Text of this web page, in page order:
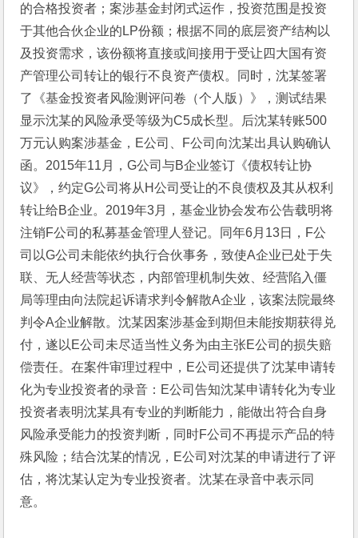
的合格投资者；案涉基金封闭式运作，投资范围是投资
于其他合伙企业的LP份额；根据不同的底层资产结构以
及投资需求，该份额将直接或间接用于受让四大国有资
产管理公司转让的银行不良资产债权。同时，沈某签署
了《基金投资者风险测评问卷（个人版）》，测试结果
显示沈某的风险承受等级为C5成长型。后沈某转账500
万元认购案涉基金，E公司、F公司向沈某出具认购确认
函。2015年11月，G公司与B企业签订《债权转让协
议》，约定G公司将从H公司受让的不良债权及其从权利
转让给B企业。2019年3月，基金业协会发布公告载明将
注销F公司的私募基金管理人登记。同年6月13日，F公
司以G公司未能依约执行合伙事务，致使A企业已处于失
联、无人经营等状态，内部管理机制失效、经营陷入僵
局等理由向法院起诉请求判令解散A企业，该案法院最终
判令A企业解散。沈某因案涉基金到期但未能按期获得兑
付，遂以E公司未尽适当性义务为由主张E公司的损失赔
偿责任。在案件审理过程中，E公司还提供了沈某申请转
化为专业投资者的录音：E公司告知沈某申请转化为专业
投资者表明沈某具有专业的判断能力，能做出符合自身
风险承受能力的投资判断，同时F公司不再提示产品的特
殊风险；结合沈某的情况，E公司对沈某的申请进行了评
估，将沈某认定为专业投资者。沈某在录音中表示同
意。